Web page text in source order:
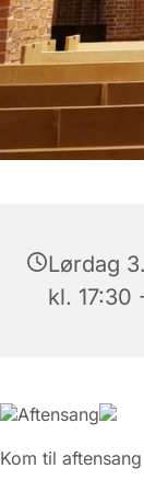
Lørdag
kl. 17:30
Aftensang
Kom til